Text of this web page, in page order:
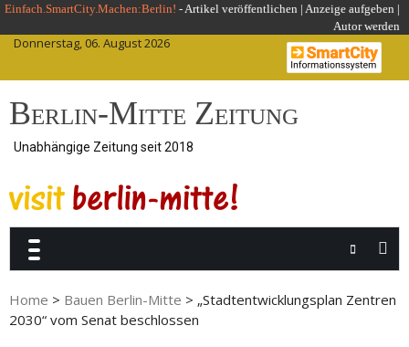
Skip
content
Einfach.SmartCity.Machen:Berlin! -Artikel veröffentlichen | Anzeige aufgeben |
Autor werden
Donnerstag, 06. August 2026
Berlin-Mitte Zeitung
Unabhängige Zeitung seit 2018
Home > Bauen Berlin-Mitte > „Stadtentwicklungsplan Zentren
2030“ vom Senat beschlossen